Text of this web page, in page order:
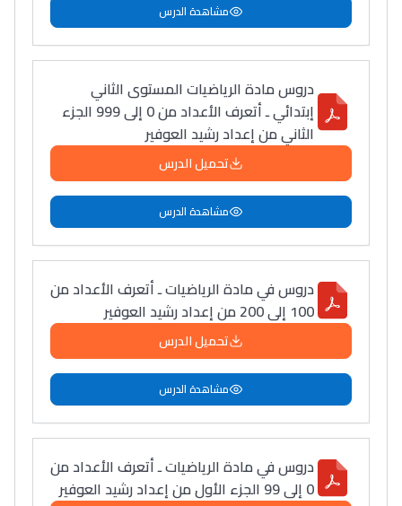
مشاهدة الدرس
دروس مادة الرياضيات المستوى الثاني
إبتدائي ـ أتعرف الأعداد من 0 إلى 999 الجزء
الثاني من إعداد رشيد العوفير
تحميل الدرس
مشاهدة الدرس
دروس في مادة الرياضيات ـ أتعرف الأعداد من
100 إلى 200 من إعداد رشيد العوفير
تحميل الدرس
مشاهدة الدرس
دروس في مادة الرياضيات ـ أتعرف الأعداد من
0 إلى 99 الجزء الأول من إعداد رشيد العوفير